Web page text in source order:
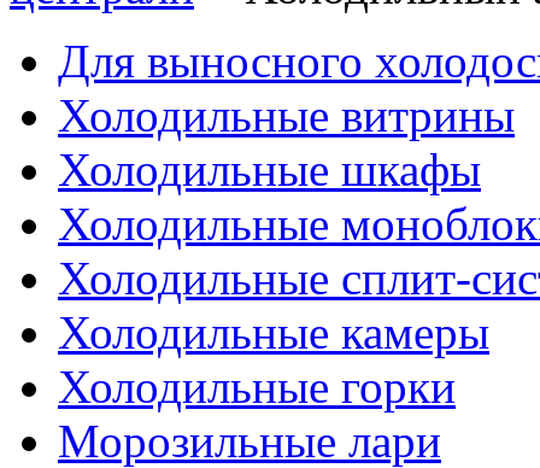
Для выносного
Холодильные витрины
Холодильные шкафы
Холодильные
Холодильные сплит-
Холодильные камеры
Холодильные горки
Морозильные лари